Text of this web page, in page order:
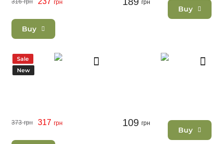
316 грн грн
Buy
грн
Buy
Sale
New
373 грн 317 грн 109 грн
Buy